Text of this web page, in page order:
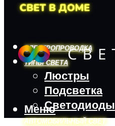
ЭЛЕКТРОПРОВОДКА
ТИПЫ СВЕТА
Люстры
Подсветка
Светодиоды
АВТОМОБИЛЬНЫЙ СВЕТ
Меню